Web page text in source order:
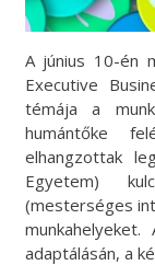
A június 10-én
Executive
témája a
humántőke
elhangzottak
Egyetem)
(mesterséges
adaptálásán, a